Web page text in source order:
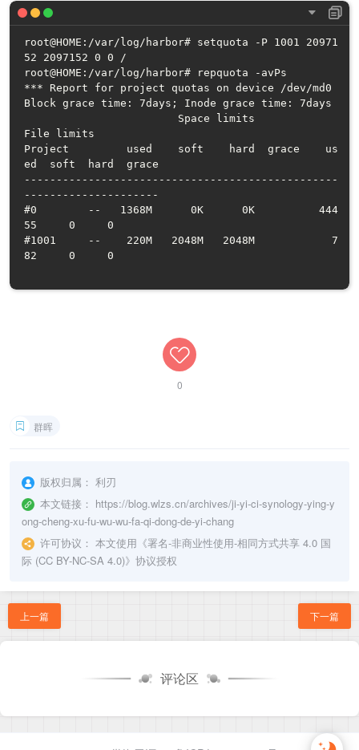
root@HOME:/var/log/harbor# setquota -P 1001 20971
52 2097152 0 0 /
root@HOME:/var/log/harbor# repquota -avPs
*** Report for project quotas on device /dev/md0
Block grace time: 7days; Inode grace time: 7days
File limits
Project         used    soft    hard  grace    us
ed  soft  hard  grace
-------------------------------------------------
---------------------
#0        --   1368M      0K      0K          444
55     0     0
#1001     --    220M   2048M   2048M            7
82     0     0
0
群晖
版权归属： 利刃
本文链接： https://blog.wlzs.cn/archives/ji-yi-ci-synology-ying-y
ong-cheng-xu-fu-wu-wu-fa-qi-dong-de-yi-chang
许可协议： 本文使用《署名-非商业性使用-相同方式共享 4.0 国
际 (CC BY-NC-SA 4.0)》协议授权
上一篇 下一篇
评论区